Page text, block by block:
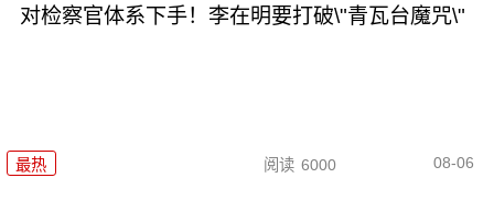
对检察官体系下手！李在明要打破\"青瓦台魔咒\"
最热 阅读 6000 08-06